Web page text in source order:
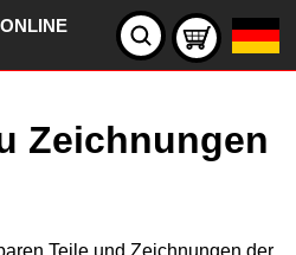
Zeichnungen
Teile und Zeichnungen der